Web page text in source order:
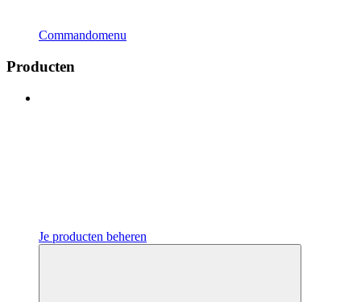
Commandomenu
Producten
Je producten beheren